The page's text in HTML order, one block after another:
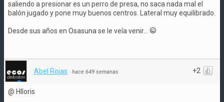
saliendo a presionar es un perro de presa, no saca nada mal el
balón jugado y pone muy buenos centros. Lateral muy equilibrado.
Desde sus años en Osasuna se le veía venir...
+2
Abel Rojas · hace 649 semanas
@ Hlloris